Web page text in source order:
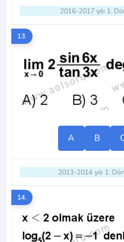
2016-2017 yılı 1.
13.
A B
2013-2014 yılı 1.
14.